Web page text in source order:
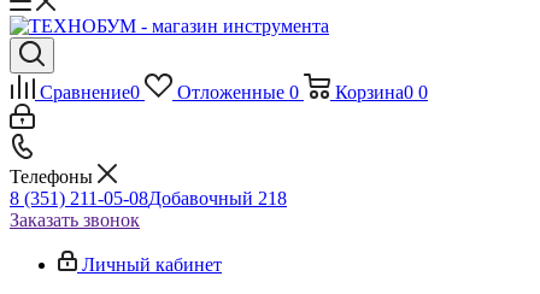
Сравнение0 Отложенные 0 Корзина0 0
Телефоны
8 (351) 211-05-08Добавочный 218
Заказать звонок
Личный кабинет